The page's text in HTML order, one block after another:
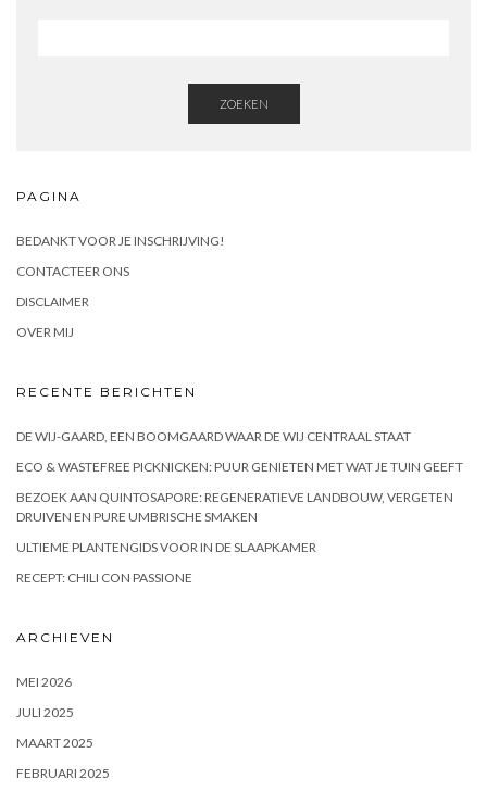
ZOEKEN
PAGINA
BEDANKT VOOR JE INSCHRIJVING!
CONTACTEER ONS
DISCLAIMER
OVER MIJ
RECENTE BERICHTEN
DE WIJ-GAARD, EEN BOOMGAARD WAAR DE WIJ CENTRAAL STAAT
ECO & WASTEFREE PICKNICKEN: PUUR GENIETEN MET WAT JE TUIN GEEFT
BEZOEK AAN QUINTOSAPORE: REGENERATIEVE LANDBOUW, VERGETEN
DRUIVEN EN PURE UMBRISCHE SMAKEN
ULTIEME PLANTENGIDS VOOR IN DE SLAAPKAMER
RECEPT: CHILI CON PASSIONE
ARCHIEVEN
MEI 2026
JULI 2025
MAART 2025
FEBRUARI 2025